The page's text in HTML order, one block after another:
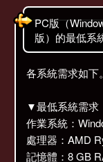
PC版（
版）的最低系
各系統需求如下。
▼最低系統需求
作業系統：
處理器：AMD
記憶體：8 GB